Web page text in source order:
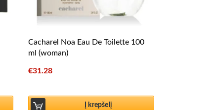
Cacharel Noa Eau De Toilette 100
ml (woman)
€31.28
Į krepšelį